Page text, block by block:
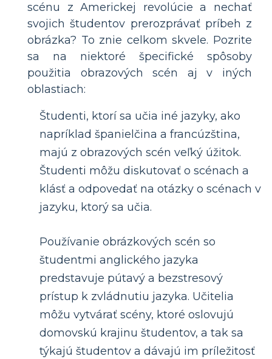
scénu z Americkej revolúcie a nechať
svojich študentov prerozprávať príbeh z
obrázka? To znie celkom skvele. Pozrite
sa na niektoré špecifické spôsoby
použitia obrazových scén aj v iných
oblastiach:
Študenti, ktorí sa učia iné jazyky, ako
napríklad španielčina a francúzština,
majú z obrazových scén veľký úžitok.
Študenti môžu diskutovať o scénach a
klásť a odpovedať na otázky o scénach v
jazyku, ktorý sa učia.
Používanie obrázkových scén so
študentmi anglického jazyka
predstavuje pútavý a bezstresový
prístup k zvládnutiu jazyka. Učitelia
môžu vytvárať scény, ktoré oslovujú
domovskú krajinu študentov, a tak sa
týkajú študentov a dávajú im príležitosť